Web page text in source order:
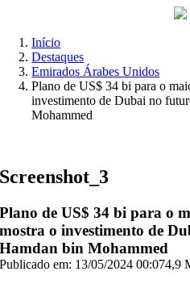
Início
Destaques
Emirados Árabes Unidos
Plano de US$ 34 bi para o
investimento de Dubai no
Mohammed
Screenshot_3
Plano de US$ 34 bi para o
mostra o investimento de
Hamdan bin Mohammed
Publicado em: 13/05/2024 00:074,9